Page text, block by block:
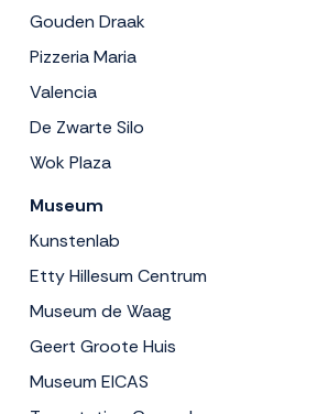
Gouden Draak
Pizzeria Maria
Valencia
De Zwarte Silo
Wok Plaza
Museum
Kunstenlab
Etty Hillesum Centrum
Museum de Waag
Geert Groote Huis
Museum EICAS